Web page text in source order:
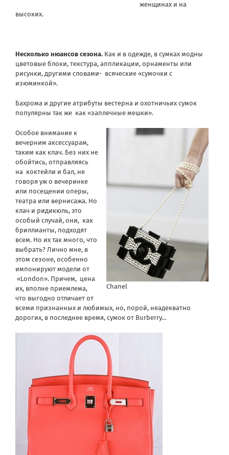
женщинах и на
высоких.
Несколько нюансов сезона. Как и в одежде, в сумках модны
цветовые блоки, текстура, аппликации, орнаменты или
рисунки, другими словами- всяческие «сумочки с
изюминкой».
Бахрома и другие атрибуты вестерна и охотничьих сумок
популярны так же как «заплечные мешки».
Chanel
Особое внимание к
вечерним аксессуарам,
таким как клач. Без них не
обойтись, отправляясь
на коктейли и бал, не
говоря уж о вечеринке
или посещении оперы,
театра или вернисажа. Но
клач и ридикюль, это
особый случай, они, как
бриллианты, подходят
всем. Но их так много, что
выбрать? Лично мне, в
этом сезоне, особенно
импонируют модели от
«London». Причем, цена
их, вполне приемлема,
что выгодно отличает от
всеми признанных и любимых, но, порой, неадекватно
дорогих, в последнее время, сумок от Burberry…